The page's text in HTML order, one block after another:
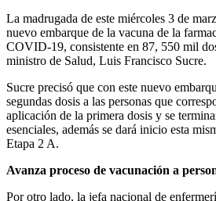
La madrugada de este miércoles 3 de
nuevo embarque de la vacuna de la
COVID-19, consistente en 87, 550 mil
ministro de Salud, Luis Francisco Sucre.
Sucre precisó que con este nuevo
segundas dosis a las personas que
aplicación de la primera dosis y se
esenciales, además se dará inicio esta
Etapa 2 A.
Avanza proceso de vacunación a
Por otro lado, la jefa nacional de